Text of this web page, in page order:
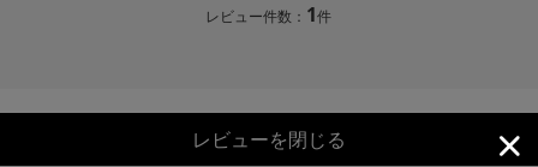
レビュー件数： 1件
レビューを閉じる